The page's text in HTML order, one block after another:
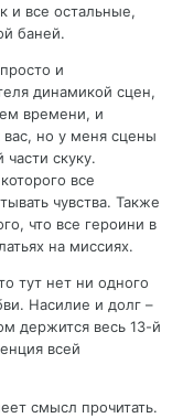
и все остальные,
баней.
и
динамикой сцен,
времени, и
но у меня сцены
скуку.
все
чувства. Также
что все героини в
на миссиях.
тут нет ни одного
Насилие и долг –
держится весь 13-й
всей
смысл прочитать.